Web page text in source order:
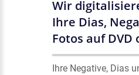
Wir
Ihre Dias,
Fotos auf DVD
Ihre Negative, Dias